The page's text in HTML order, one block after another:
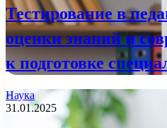
Тестирование в
оценки знаний и
к подготовке
Наука
31.01.2025